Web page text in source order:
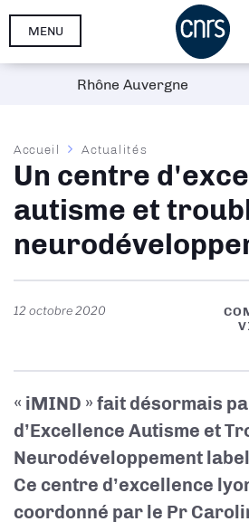
Aller
MENU
Fil
d'Ariane
Accueil Actualités
Un centre
autisme et
12 octobre 2020
« iMIND » fait désormais
d’Excellence Autisme et
Neurodéveloppement
Ce centre d’excellence
coordonné par le Pr